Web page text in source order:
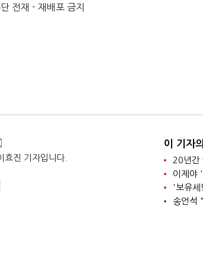
전재 - 재배포 금지
효진 기자입니다.
이 기자
20년간
이제야
송언석